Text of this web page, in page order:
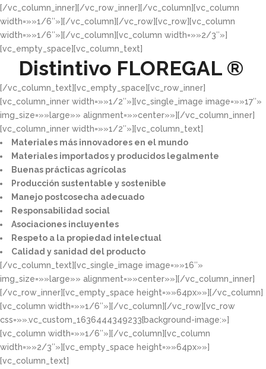
[/vc_column_inner][/vc_row_inner][/vc_column][vc_column
width=»»1/6″»][/vc_column][/vc_row][vc_row][vc_column
width=»»1/6″»][/vc_column][vc_column width=»»2/3″»]
[vc_empty_space][vc_column_text]
Distintivo FLOREGAL ®
[/vc_column_text][vc_empty_space][vc_row_inner]
[vc_column_inner width=»»1/2″»][vc_single_image image=»»17″»
img_size=»»large»» alignment=»»center»»][/vc_column_inner]
[vc_column_inner width=»»1/2″»][vc_column_text]
Materiales más innovadores en el mundo​
Materiales importados y producidos legalmente​
Buenas prácticas agrícolas​
Producción sustentable y sostenible​
Manejo postcosecha adecuado​
Responsabilidad social​
Asociaciones incluyentes​
Respeto a la propiedad intelectual​​
Calidad y sanidad del producto​
[/vc_column_text][vc_single_image image=»»16″»
img_size=»»large»» alignment=»»center»»][/vc_column_inner]
[/vc_row_inner][vc_empty_space height=»»64px»»][/vc_column]
[vc_column width=»»1/6″»][/vc_column][/vc_row][vc_row
css=»».vc_custom_1636444349233{background-image:»]
[vc_column width=»»1/6″»][/vc_column][vc_column
width=»»2/3″»][vc_empty_space height=»»64px»»]
[vc_column_text]